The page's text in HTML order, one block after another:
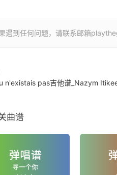
遇到任何问题，请联系邮箱
曲谱